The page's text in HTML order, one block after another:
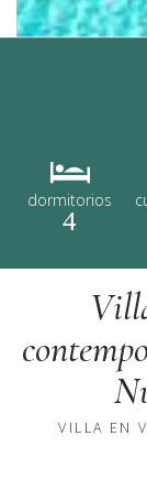
dormitorios
4
VILLA EN